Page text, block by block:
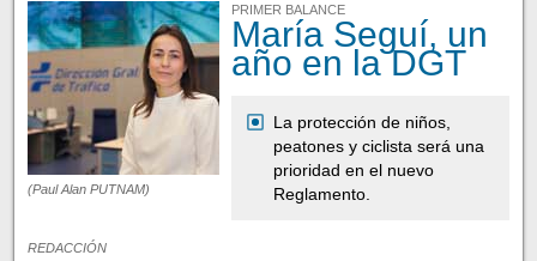
(Paul Alan PUTNAM)
PRIMER BALANCE
María Seguí, un
año en la DGT
La protección de niños,
peatones y ciclista será una
prioridad en el nuevo
Reglamento.
REDACCIÓN